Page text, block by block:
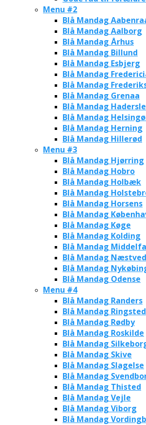
Menu #2
Blå Mandag
Blå Mandag Aalborg
Blå Mandag Århus
Blå Mandag Billund
Blå Mandag Esbjerg
Blå Mandag
Blå Mandag
Blå Mandag Grenaa
Blå Mandag
Blå Mandag
Blå Mandag Herning
Blå Mandag Hillerød
Menu #3
Blå Mandag Hjørring
Blå Mandag Hobro
Blå Mandag Holbæk
Blå Mandag
Blå Mandag Horsens
Blå Mandag
Blå Mandag Køge
Blå Mandag Kolding
Blå Mandag
Blå Mandag Næstved
Blå Mandag
Blå Mandag Odense
Menu #4
Blå Mandag Randers
Blå Mandag Ringsted
Blå Mandag Rødby
Blå Mandag Roskilde
Blå Mandag
Blå Mandag Skive
Blå Mandag Slagelse
Blå Mandag
Blå Mandag Thisted
Blå Mandag Vejle
Blå Mandag Viborg
Blå Mandag